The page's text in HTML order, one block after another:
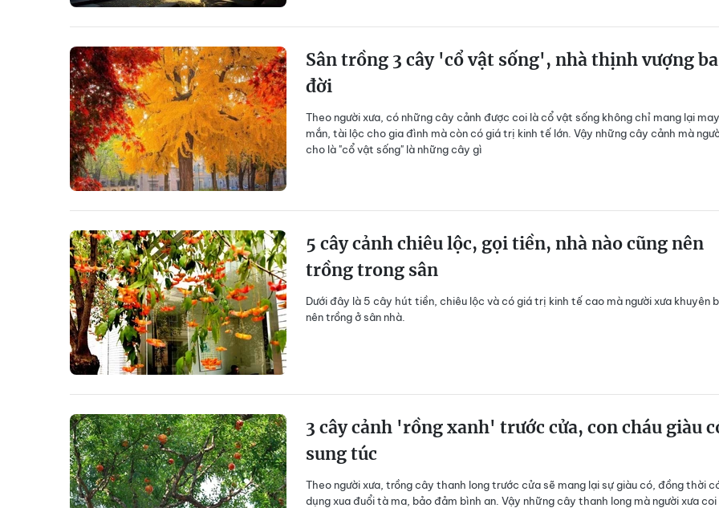
Sân trồng 3 cây 'cổ vật sống', nhà thịnh vượng ba
đời
Theo người xưa, có những cây cảnh được coi là cổ vật sống không chỉ mang lại may
mắn, tài lộc cho gia đình mà còn có giá trị kinh tế lớn. Vậy những cây cảnh mà
cho là "cổ vật sống" là những cây gì
5 cây cảnh chiêu lộc, gọi tiền, nhà nào cũng nên
trồng trong sân
Dưới đây là 5 cây hút tiền, chiêu lộc và có giá trị kinh tế cao mà người xưa khuyên
nên trồng ở sân nhà. ​
3 cây cảnh 'rồng xanh' trước cửa, con cháu giàu
sung túc
Theo người xưa, trồng cây thanh long trước cửa sẽ mang lại sự giàu có, đồng thời
dụng xua đuổi tà ma, bảo đảm bình an. Vậy những cây thanh long mà người xưa coi